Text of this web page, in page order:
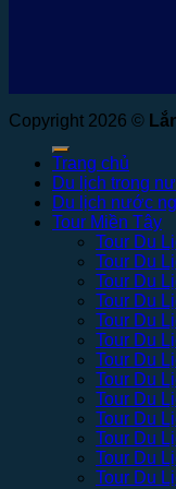
Copyright 2026 ©
Trang chủ
Du lịch trong
Du lịch nước
Tour Miền Tây
Tour Du
Tour Du
Tour Du
Tour Du
Tour Du
Tour Du
Tour Du
Tour Du
Tour Du
Tour Du
Tour Du
Tour Du
Tour Du